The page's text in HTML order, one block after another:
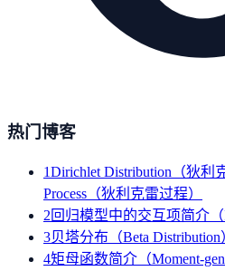
热门博客
1Dirichlet Distribution（狄利
Process（狄利克雷过程）
2回归模型中的交互项简介（
3贝塔分布（Beta
4矩母函数简介（Moment-